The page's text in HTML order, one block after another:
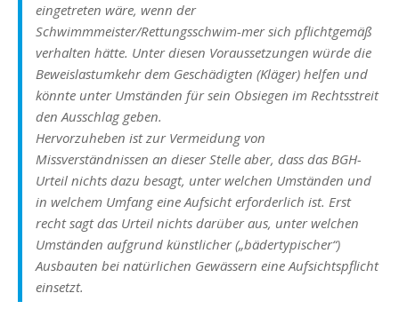
eingetreten wäre, wenn der
Schwimmmeister/Rettungsschwim-mer sich pflichtgemäß
verhalten hätte. Unter diesen Voraussetzungen würde die
Beweislastumkehr dem Geschädigten (Kläger) helfen und
könnte unter Umständen für sein Obsiegen im Rechtsstreit
den Ausschlag geben.
Hervorzuheben ist zur Vermeidung von
Missverständnissen an dieser Stelle aber, dass das BGH-
Urteil nichts dazu besagt, unter welchen Umständen und
in welchem Umfang eine Aufsicht erforderlich ist. Erst
recht sagt das Urteil nichts darüber aus, unter welchen
Umständen aufgrund künstlicher („bädertypischer“)
Ausbauten bei natürlichen Gewässern eine Aufsichtspflicht
einsetzt.